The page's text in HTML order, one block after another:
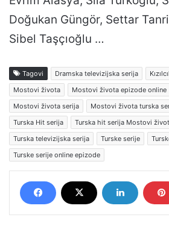
Doğukan Güngör, Settar
Sibel Taşçıoğlu …
Tagovi Dramska televizijska serija
Mostovi života
Mostovi života epizode online
Mostovi života serija
Mostovi života turska
Turska Hit serija
Turska hit serija Mostovi
Turska televizijska serija
Turske serije
Turske serije online epizode